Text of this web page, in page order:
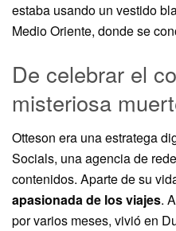
estaba usando un vestido
Medio Oriente, donde se
De celebrar el
misteriosa
Otteson era una estratega
Socials, una agencia de
contenidos. Aparte de su
apasionada de los viajes.
por varios meses, vivió en